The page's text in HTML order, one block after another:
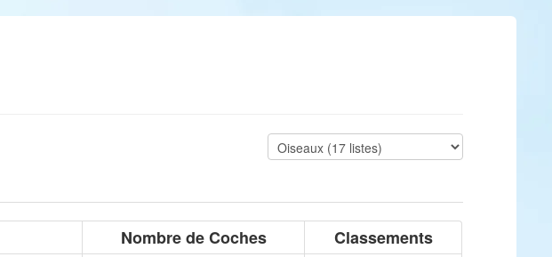
Nombre de Coches
Classements